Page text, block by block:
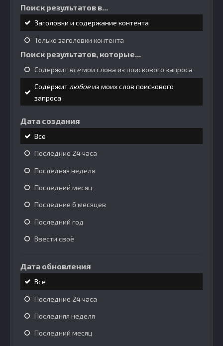
Поиск результатов в...
Заголовки и содержание контента
Только заголовки контента
Поиск результатов, которые...
Содержит всемои слова из поискового запроса
Содержитлюбоеиз моих слов поискового
запроса
Дата создания
Все
Последние 24 часа
Последняя неделя
Последний месяц
Последние 6 месяцев
Последний год
Ввести своё
Дата обновления
Все
Последние 24 часа
Последняя неделя
Последний месяц